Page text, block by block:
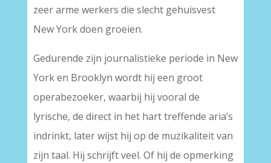
zeer arme werkers die slecht gehuisvest
New York doen groeien.
Gedurende zijn journalistieke periode in New
York en Brooklyn wordt hij een groot
operabezoeker, waarbij hij vooral de
lyrische, de direct in het hart treffende aria’s
indrinkt, later wijst hij op de muzikaliteit van
zijn taal. Hij schrijft veel. Of hij de opmerking